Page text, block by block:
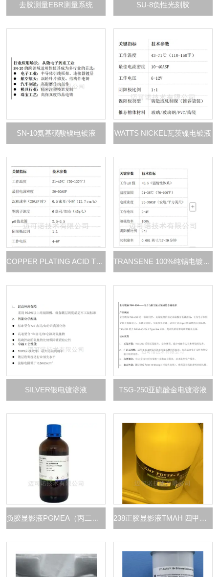
去胶测量EBR测量系统 SU-8负性光刻胶
SN-10氨基磺酸镍电镀液 WATTS NICKEL瓦茨镍电镀液
COPPER PLATING ACID TYPE酸性镀铜液 TRANSENE 100%纯锡电镀溶液
SILVER银电镀溶液 TSG-250亚硫酸金电镀溶液
负胶显影液PGMEA（丙二醇甲醚醋酸酯） 238正胶显影液TMAH 四甲基氢氧化铵